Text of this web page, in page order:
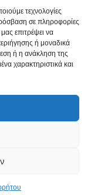
τεχνολογίες
σε πληροφορίες
επιτρέψει να
ή μοναδικά
ή η ανάκληση της
χαρακτηριστικά και
Wdesign.gr